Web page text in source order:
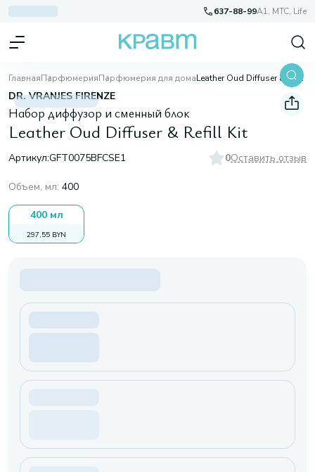
637-88-99A1, МТС, Life
ГлавнаяПарфюмерияПарфюмерия для дома Leather Oud Diffuser & Refill Kit
DR. VRANJES FIRENZE
Набор диффузор и сменный блок
Leather Oud Diffuser & Refill Kit
Артикул:GFT0075BFCSE1 0Оставить отзыв
Объем, мл: 400
400 мл
297,55 BYN